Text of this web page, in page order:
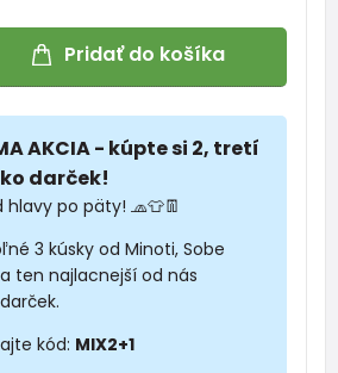
Pridať do košíka
AKCIA - kúpte si 2, tretí
darček!
po päty! 🧢👕👖
3 kúsky od Minoti, Sobe
ten najlacnejší od nás
kód: MIX2+1